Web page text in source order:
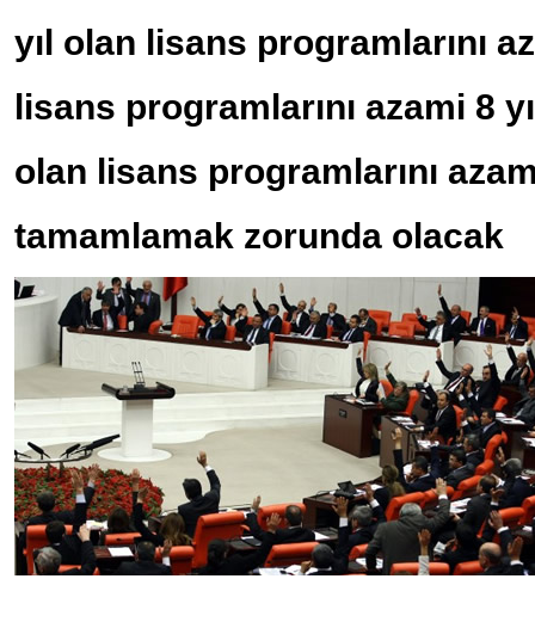
yıl olan lisans programlarını
lisans programlarını azami 8
olan lisans programlarını
tamamlamak zorunda olacak